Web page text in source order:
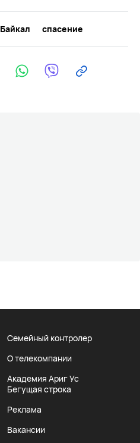
Байкал спасение
Семейный контролер
О телекомпании
Академия Ариг Ус
Бегущая строка
Реклама
Вакансии